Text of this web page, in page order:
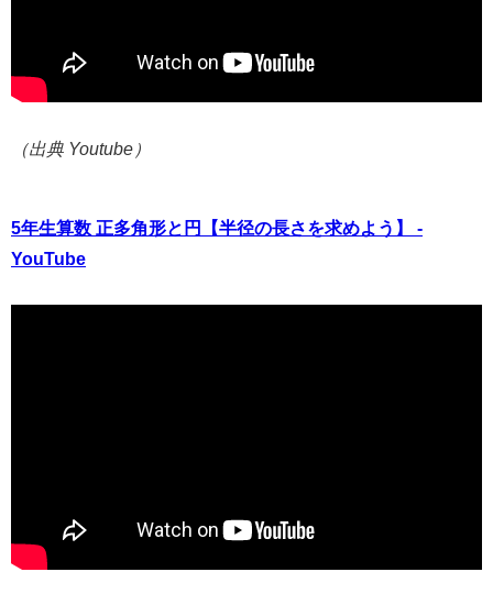
（出典 Youtube）
5年生算数 正多角形と円【半径の長さを求めよう】 -
YouTube